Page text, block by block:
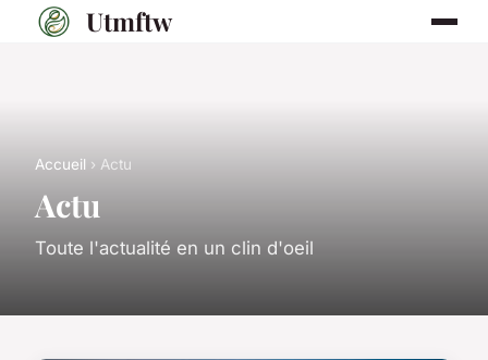
Utmftw
Accueil › Actu
Actu
Toute l'actualité en un clin d'oeil